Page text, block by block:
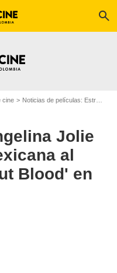
search
cine Noticias de películas: Estreno de película
Jolie
al
Blood' en